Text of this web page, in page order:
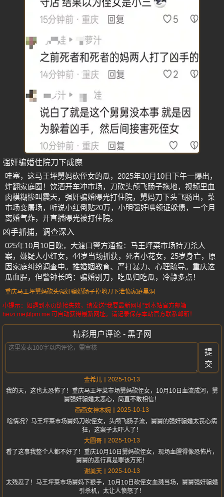
强奸骗婚住院刀下成魔
哇塞，这马王坪舅妈砍侄女的瓜，2025年10月10日下午一爆出，
炸翻家庭圈！饮酒开车冲市场，刀砍头颅飞肠子拖地，视频里血
肉模糊惨叫震天，强奸骗婚曝光打住院，舅妈刀下头飞肠出，菜
市场变屠场，听说小红倒贴20万，小明强奸哄领证躲债，一个月
离婚气炸，开直播曝光被打住院。
凶手抓捕，调查深入
025年10月10日晚，大渡口警方通报：马王坪菜市场持刀杀人
案，嫌疑人小红女，44岁当场抓获，死者小花女，25岁身亡，原
因家庭纠纷调查中。推婚姻教育、严打暴力、心理疏导。重庆这
瓜血腥，但警钟长鸣：骗婚别刀，吃瓜归吃瓜，冷静多点！
重庆马王坪舅妈砍头强奸骗婚肠子掉地刀下泄愤家庭黑洞
小提示：如遇到本页链接失效，请发送“我要最新网址”到本站官方邮箱
heizi.me@pm.me 可自动获得最新网址。请记录保存本站官方联系邮箱！
精彩用户评论 - 黑子网
提
交
金希儿
2025-10-13
我的天，这也太恐怖了！重庆马王坪菜市场舅妈砍侄女，10月10日血流成河，舅
舅强奸骗婚太恶心，简直不敢相信！
画画女神木婉
2025-10-13
啥情况？马王坪菜市场舅妈刀砍侄女，头颅飞肠子流，舅舅的强奸骗婚太丧心病
狂，这案子太吓人了！
大圆哥
2025-10-13
看了这事我整个人都不好了！重庆10月10日舅妈砍侄女，现场血腥得像恐怖片，
舅舅的恶行真是罪该万死！
谢美天
2025-10-13
太残忍了！马王坪菜市场舅妈下狠手，10月10日砍侄女血溅当场，舅舅强奸骗婚
引杀机，太让人愤怒了！